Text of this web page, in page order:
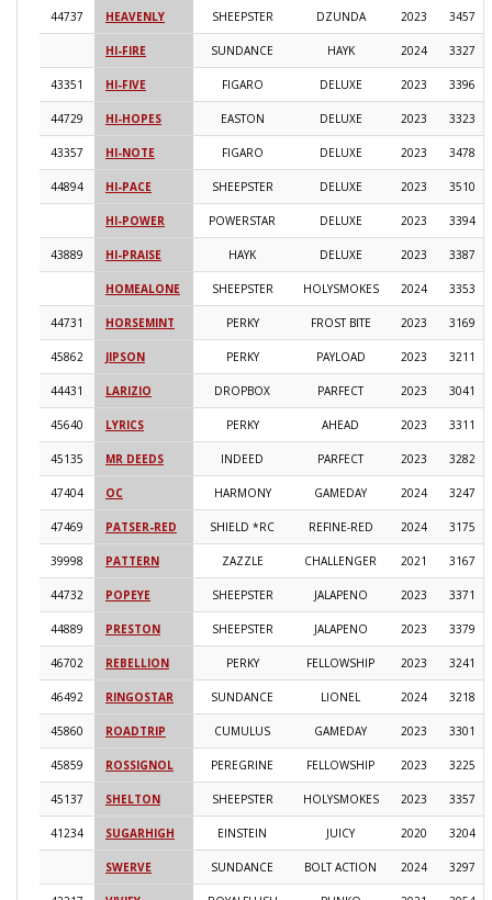
44737 HEAVENLY SHEEPSTER DZUNDA 2023 3457
HI-FIRE SUNDANCE HAYK 2024 3327
43351 HI-FIVE FIGARO DELUXE 2023 3396
44729 HI-HOPES EASTON DELUXE 2023 3323
43357 HI-NOTE FIGARO DELUXE 2023 3478
44894 HI-PACE SHEEPSTER DELUXE 2023 3510
HI-POWER POWERSTAR DELUXE 2023 3394
43889 HI-PRAISE HAYK DELUXE 2023 3387
HOMEALONE SHEEPSTER HOLYSMOKES 2024 3353
44731 HORSEMINT PERKY FROST BITE 2023 3169
45862 JIPSON PERKY PAYLOAD 2023 3211
44431 LARIZIO DROPBOX PARFECT 2023 3041
45640 LYRICS PERKY AHEAD 2023 3311
45135 MR DEEDS INDEED PARFECT 2023 3282
47404 OC HARMONY GAMEDAY 2024 3247
47469 PATSER-RED SHIELD *RC REFINE-RED 2024 3175
39998 PATTERN ZAZZLE CHALLENGER 2021 3167
44732 POPEYE SHEEPSTER JALAPENO 2023 3371
44889 PRESTON SHEEPSTER JALAPENO 2023 3379
46702 REBELLION PERKY FELLOWSHIP 2023 3241
46492 RINGOSTAR SUNDANCE LIONEL 2024 3218
45860 ROADTRIP CUMULUS GAMEDAY 2023 3301
45859 ROSSIGNOL PEREGRINE FELLOWSHIP 2023 3225
45137 SHELTON SHEEPSTER HOLYSMOKES 2023 3357
41234 SUGARHIGH EINSTEIN JUICY 2020 3204
SWERVE SUNDANCE BOLT ACTION 2024 3297